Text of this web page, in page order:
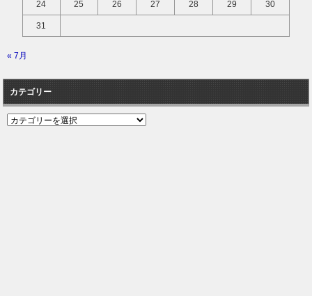
24 25 26 27 28 29 30
31
« 7月
カテゴリー
カ